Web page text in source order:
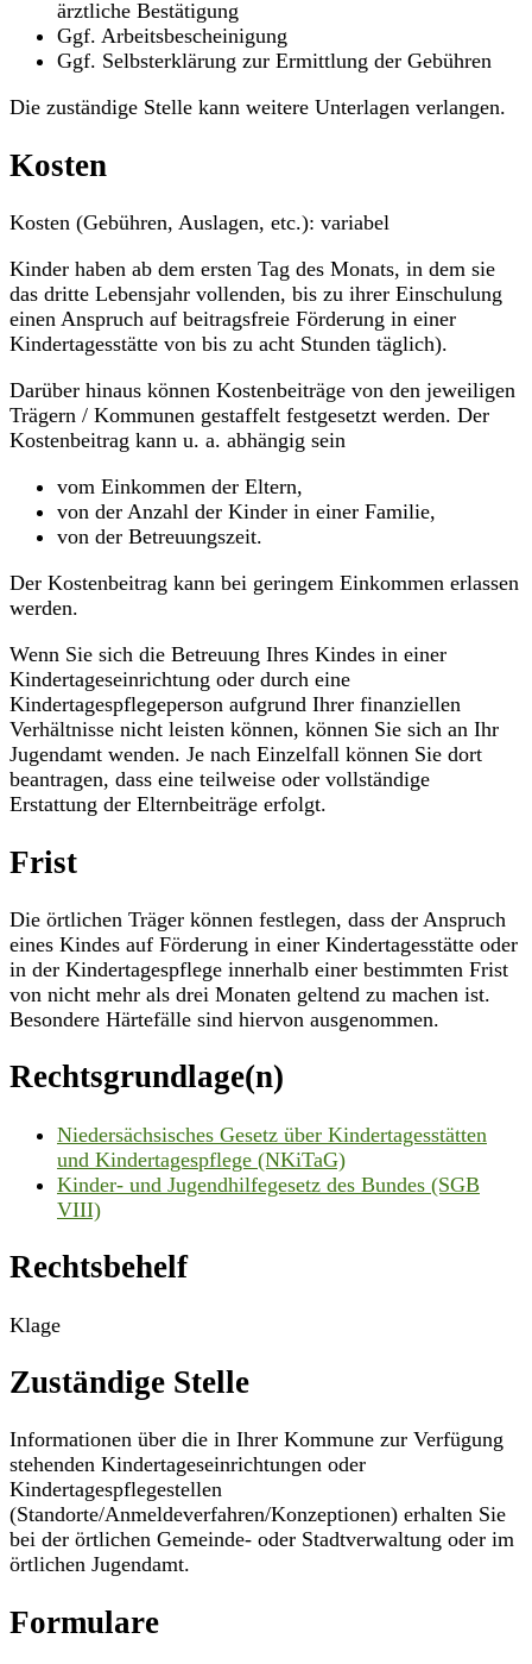
ärztliche Bestätigung
Ggf. Arbeitsbescheinigung
Ggf. Selbsterklärung zur Ermittlung der Gebühren
Die zuständige Stelle kann weitere Unterlagen verlangen.
Kosten
Kosten (Gebühren, Auslagen, etc.): variabel
Kinder haben ab dem ersten Tag des Monats, in dem sie
das dritte Lebensjahr vollenden, bis zu ihrer Einschulung
einen Anspruch auf beitragsfreie Förderung in einer
Kindertagesstätte von bis zu acht Stunden täglich).
Darüber hinaus können Kostenbeiträge von den jeweiligen
Trägern / Kommunen gestaffelt festgesetzt werden. Der
Kostenbeitrag kann u. a. abhängig sein
vom Einkommen der Eltern,
von der Anzahl der Kinder in einer Familie,
von der Betreuungszeit.
Der Kostenbeitrag kann bei geringem Einkommen erlassen
werden.
Wenn Sie sich die Betreuung Ihres Kindes in einer
Kindertageseinrichtung oder durch eine
Kindertagespflegeperson aufgrund Ihrer finanziellen
Verhältnisse nicht leisten können, können Sie sich an Ihr
Jugendamt wenden. Je nach Einzelfall können Sie dort
beantragen, dass eine teilweise oder vollständige
Erstattung der Elternbeiträge erfolgt.
Frist
Die örtlichen Träger können festlegen, dass der Anspruch
eines Kindes auf Förderung in einer Kindertagesstätte oder
in der Kindertagespflege innerhalb einer bestimmten Frist
von nicht mehr als drei Monaten geltend zu machen ist.
Besondere Härtefälle sind hiervon ausgenommen.
Rechtsgrundlage(n)
Niedersächsisches Gesetz über Kindertagesstätten
und Kindertagespflege (NKiTaG)
Kinder- und Jugendhilfegesetz des Bundes (SGB
VIII)
Rechtsbehelf
Klage
Zuständige Stelle
Informationen über die in Ihrer Kommune zur Verfügung
stehenden Kindertageseinrichtungen oder
Kindertagespflegestellen
(Standorte/Anmeldeverfahren/Konzeptionen) erhalten Sie
bei der örtlichen Gemeinde- oder Stadtverwaltung oder im
örtlichen Jugendamt.
Formulare